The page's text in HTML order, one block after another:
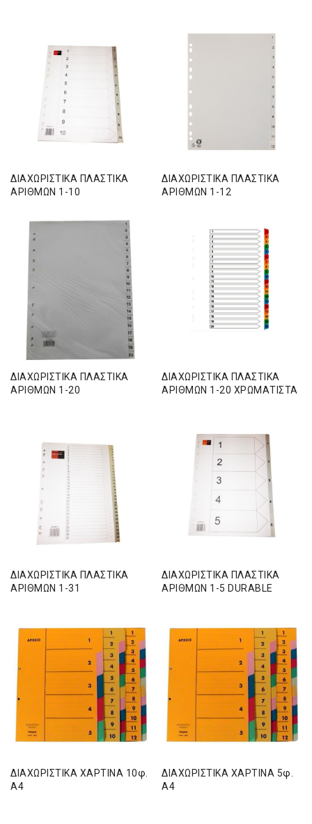
ΔΙΑΧΩΡΙΣΤΙΚΑ ΠΛΑΣΤΙΚΑ
ΑΡΙΘΜΩΝ 1-10
ΔΙΑΧΩΡΙΣΤΙΚΑ ΠΛΑΣΤΙΚΑ
ΑΡΙΘΜΩΝ 1-12
ΔΙΑΧΩΡΙΣΤΙΚΑ ΠΛΑΣΤΙΚΑ
ΑΡΙΘΜΩΝ 1-20
ΔΙΑΧΩΡΙΣΤΙΚΑ ΠΛΑΣΤΙΚΑ
ΑΡΙΘΜΩΝ 1-20 ΧΡΩΜΑΤΙΣΤΑ
ΔΙΑΧΩΡΙΣΤΙΚΑ ΠΛΑΣΤΙΚΑ
ΑΡΙΘΜΩΝ 1-31
ΔΙΑΧΩΡΙΣΤΙΚΑ ΠΛΑΣΤΙΚΑ
ΑΡΙΘΜΩΝ 1-5 DURABLE
ΔΙΑΧΩΡΙΣΤΙΚΑ ΧΑΡΤΙΝΑ 10φ.
Α4
ΔΙΑΧΩΡΙΣΤΙΚΑ ΧΑΡΤΙΝΑ 5φ.
Α4